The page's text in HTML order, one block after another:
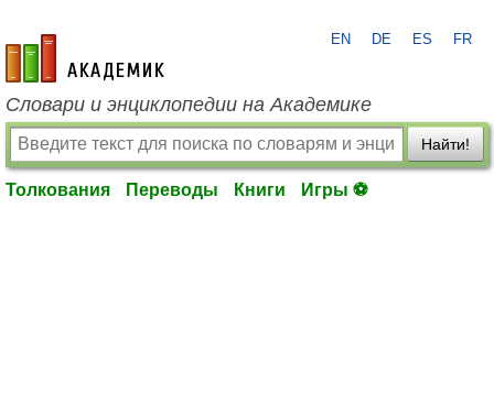
academic.ru
EN DE ES FR
Словари и энциклопедии на Академике
Найти!
Толкования Переводы Книги Игры ⚽